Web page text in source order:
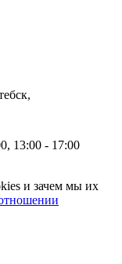
13:00 - 17:00
и зачем мы их